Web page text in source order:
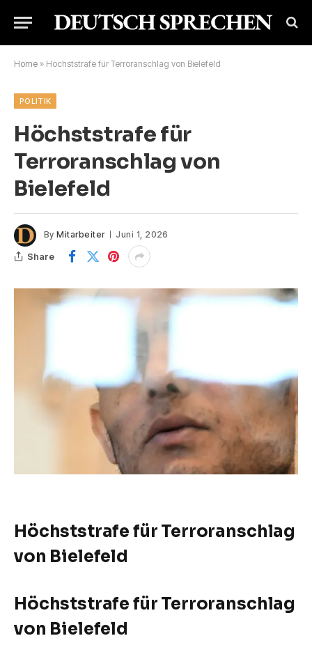
Home » Höchststrafe für Terroranschlag von Bielefeld
POLITIK
Höchststrafe für
Terroranschlag von
Bielefeld
By Mitarbeiter Juni 1, 2026
Share
Höchststrafe für Terroranschlag
von Bielefeld
Höchststrafe für Terroranschlag
von Bielefeld